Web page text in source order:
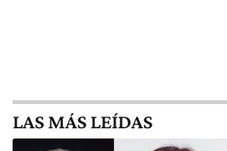
LAS MÁS LEÍDAS